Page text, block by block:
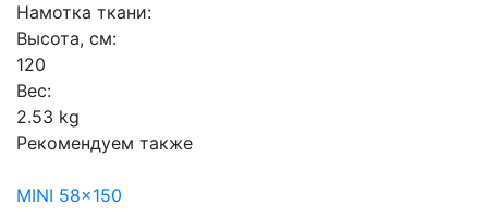
Намотка ткани:
Высота, см:
120
Вес:
2.53 kg
Рекомендуем также
MINI 58x150